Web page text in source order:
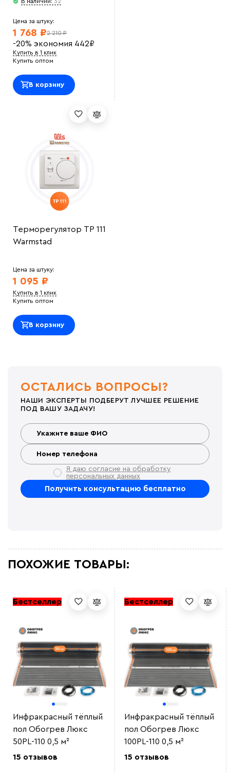
Цена за штуку:
2 210 ₽
1 768 ₽
-20% экономия 442₽
Купить в 1 клик
Купить оптом
В корзину
Терморегулятор ТР 111
Warmstad
Цена за штуку:
1 095 ₽
Купить в 1 клик
Купить оптом
В корзину
ОСТАЛИСЬ ВОПРОСЫ?
НАШИ ЭКСПЕРТЫ ПОДБЕРУТ ЛУЧШЕЕ РЕШЕНИЕ
ПОД ВАШУ ЗАДАЧУ!
Я даю согласие на обработку
персональных данных
ПОХОЖИЕ ТОВАРЫ:
Бестселлер
Инфракрасный тёплый
пол Обогрев Люкс
50PL-110 0,5 м²
15 отзывов
Бестселлер
Инфракрасный тёплый
пол Обогрев Люкс
100PL-110 0,5 м²
15 отзывов